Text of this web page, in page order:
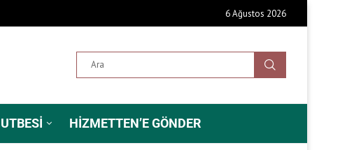
6 Ağustos 2026
HIZMETTEN’E GÖNDER